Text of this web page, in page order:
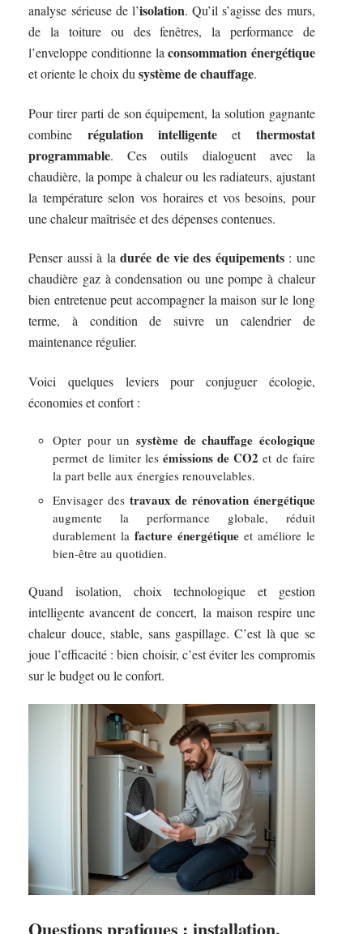
analyse sérieuse de l’isolation. Qu’il s’agisse des murs,
de la toiture ou des fenêtres, la performance de
l’enveloppe conditionne laconsommation énergétique
et oriente le choix dusystème de chauffage.
Pour tirer parti de son équipement, la solution gagnante
combine régulation intelligente et thermostat
programmable. Ces outils dialoguent avec la
chaudière, la pompe à chaleur ou les radiateurs, ajustant
la température selon vos horaires et vos besoins, pour
une chaleur maîtrisée et des dépenses contenues.
Penser aussi à ladurée de vie des équipements: une
chaudière gaz à condensation ou une pompe à chaleur
bien entretenue peut accompagner la maison sur le long
terme, à condition de suivre un calendrier de
maintenance régulier.
Voici quelques leviers pour conjuguer écologie,
économies et confort :
Opter pour un système de chauffage écologique
permet de limiter les émissions de CO2 et de faire
la part belle aux énergies renouvelables.
Envisager des travaux de rénovation énergétique
augmente la performance globale, réduit
durablement lafacture énergétique et améliore le
bien-être au quotidien.
Quand isolation, choix technologique et gestion
intelligente avancent de concert, la maison respire une
chaleur douce, stable, sans gaspillage. C’est là que se
joue l’efficacité : bien choisir, c’est éviter les compromis
sur le budget ou le confort.
Questions pratiques : installation,